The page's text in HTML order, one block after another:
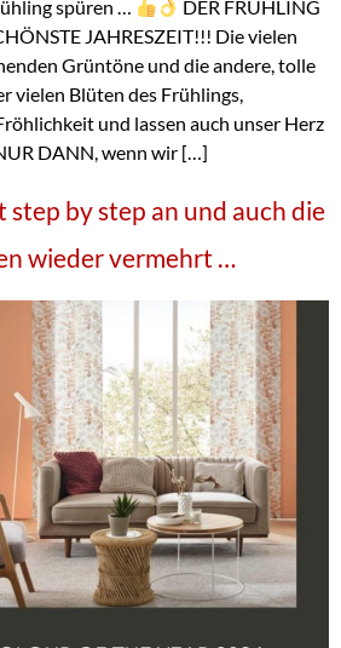
spüren …
DER FRÜHLING
JAHRESZEIT!!! Die vielen
Grüntöne und die andere, tolle
vielen Blüten des Frühlings,
und lassen auch unser Herz
DANN, wenn wir […]
by step an und auch die
wieder vermehrt …